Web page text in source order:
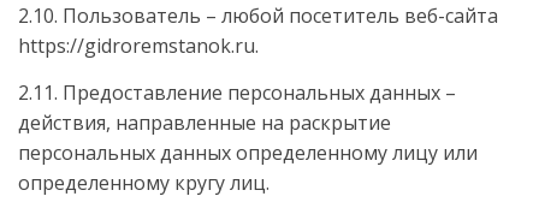
2.10. Пользователь – любой посетитель веб-сайта
https://gidroremstanok.ru.
2.11. Предоставление персональных данных –
действия, направленные на раскрытие
персональных данных определенному лицу или
определенному кругу лиц.